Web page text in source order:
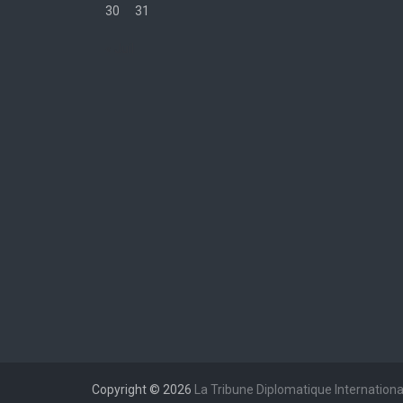
30 31
Copyright © 2026 La Tribune Diplomatique